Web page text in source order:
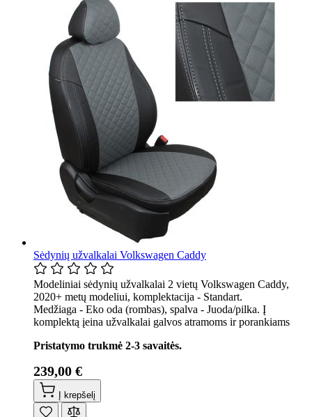
Sėdynių užvalkalai Volkswagen Caddy
Modeliniai sėdynių užvalkalai 2 vietų Volkswagen Caddy,
2020+ metų modeliui, komplektacija - Standart.
Medžiaga - Eko oda (rombas), spalva - Juoda/pilka. Į
komplektą įeina užvalkalai galvos atramoms ir porankiams
Pristatymo trukmė 2-3 savaitės.
239,00 €
Į krepšelį